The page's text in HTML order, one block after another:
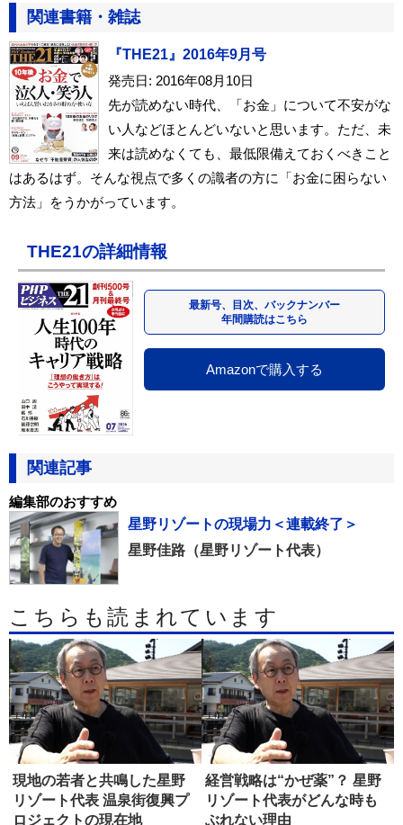
関連書籍・雑誌
『THE21』2016年9月号
発売日: 2016年08月10日
先が読めない時代、「お金」について不安がな
い人などほとんどいないと思います。ただ、未
来は読めなくても、最低限備えておくべきこと
はあるはず。そんな視点で多くの識者の方に「お金に困らない
方法」をうかがっています。
THE21の詳細情報
最新号、目次、バックナンバー
年間購読はこちら
Amazonで購入する
関連記事
編集部のおすすめ
星野リゾートの現場力＜連載終了＞
星野佳路（星野リゾート代表）
こちらも読まれています
現地の若者と共鳴した星野
リゾート代表 温泉街復興プ
ロジェクトの現在地
経営戦略は“かぜ薬”？ 星野
リゾート代表がどんな時も
ぶれない理由